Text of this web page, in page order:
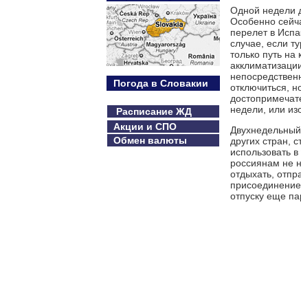
Погода в Словакии
Расписание ЖД
Акции и СПО
Обмен валюты
Одной недели
Особенно
перелет в
случае, если
только путь
отключиться,
недели, или
других стран,
использовать
россиянам не
отдыхать,
отпуску еще